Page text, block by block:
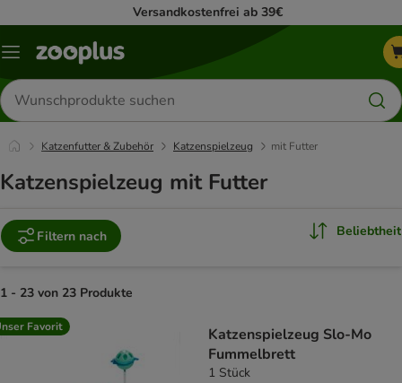
Versandkostenfrei ab 39€
Menü
Produkte
suchen
Katzenfutter & Zubehör Katzenspielzeug mit Futter
Katzenspielzeug mit Futter
Filtern nach Beliebtheit
1 - 23 von 23 Produkte
product items have been changed
Favorit
Katzenspielzeug Slo-Mo
Fummelbrett
1 Stück